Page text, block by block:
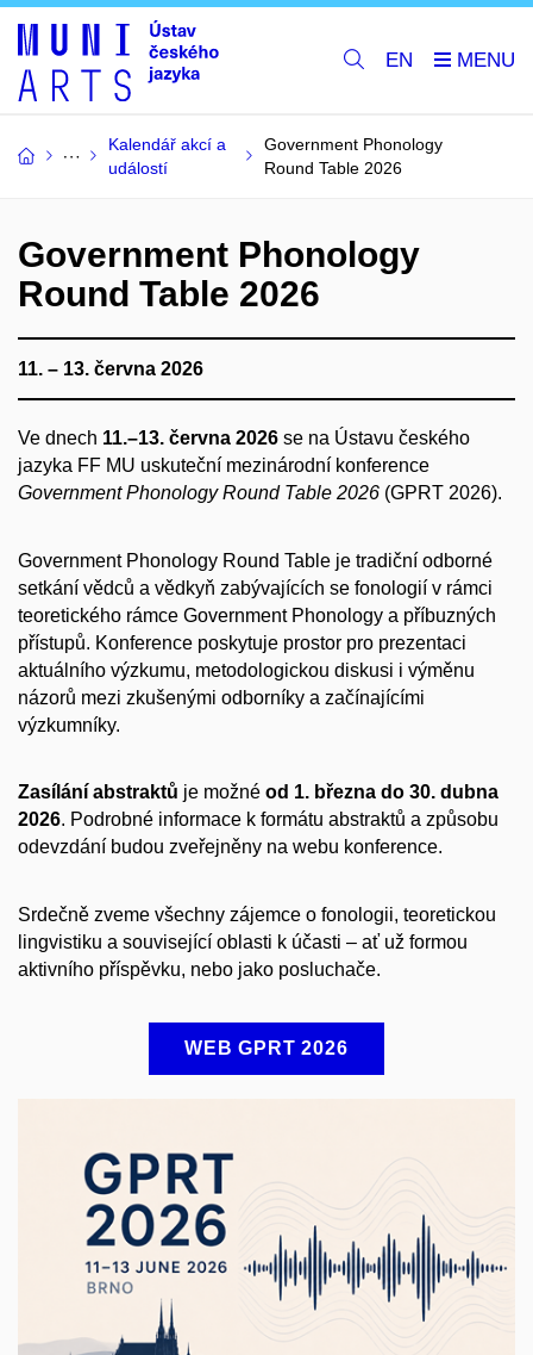
EN
Kalendář akcí a
událostí
Government Phonology
Round Table 2026
Government Phonology
Round Table 2026
11. – 13. června 2026
Ve dnech 11.–13. června 2026 se na Ústavu českého
jazyka FF MU uskuteční mezinárodní konference
Government Phonology Round Table 2026 (GPRT 2026).
Government Phonology Round Table je tradiční odborné
setkání vědců a vědkyň zabývajících se fonologií v rámci
teoretického rámce Government Phonology a příbuzných
přístupů. Konference poskytuje prostor pro prezentaci
aktuálního výzkumu, metodologickou diskusi i výměnu
názorů mezi zkušenými odborníky a začínajícími
výzkumníky.
Zasílání abstraktů je možné od 1. března do 30. dubna
2026. Podrobné informace k formátu abstraktů a způsobu
odevzdání budou zveřejněny na webu konference.
Srdečně zveme všechny zájemce o fonologii, teoretickou
lingvistiku a související oblasti k účasti – ať už formou
aktivního příspěvku, nebo jako posluchače.
WEB GPRT 2026